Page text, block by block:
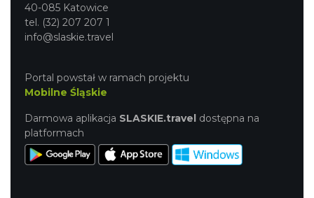
Brenna
7.71 km
III Ogólnopolski Festiwal Folkloru
40-085 Katowice
tel. (32) 207 207 1
info@slaskie.travel
Portal powstał w ramach projektu
Mobilne Śląskie
Darmowa aplikacja SLASKIE.travel dostępna na
platformach